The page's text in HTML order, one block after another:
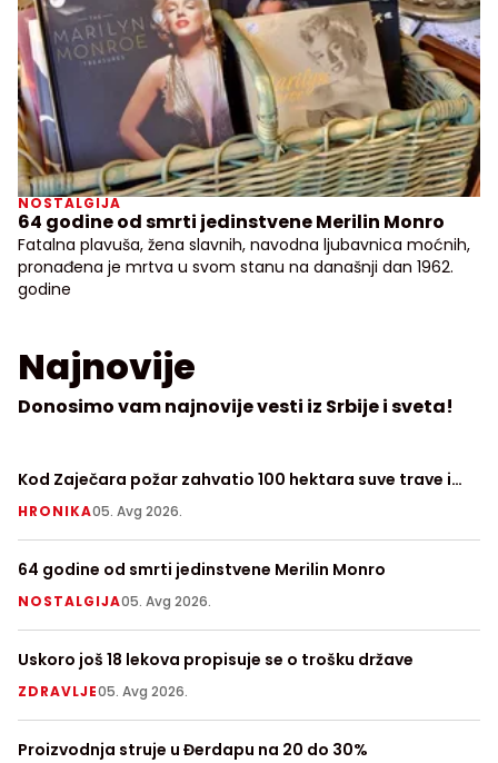
Najnovije
Donosimo vam najnovije vesti iz Srbije i sveta!
Kod Zaječara požar zahvatio 100 hektara suve trave i
niskog rastinja, angažovan "Kamov"
HRONIKA05. Avg 2026.
64 godine od smrti jedinstvene Merilin Monro
NOSTALGIJA05. Avg 2026.
Uskoro još 18 lekova propisuje se o trošku države
ZDRAVLJE05. Avg 2026.
Proizvodnja struje u Đerdapu na 20 do 30%
NOSTALGIJA
64 godine od smrti jedinstvene Merilin Monro
Fatalna plavuša, žena slavnih, navodna ljubavnica moćnih,
pronađena je mrtva u svom stanu na današnji dan 1962.
godine